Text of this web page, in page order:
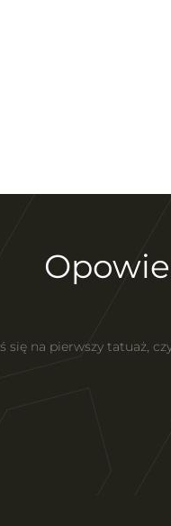
się na pierwszy tatuaż,